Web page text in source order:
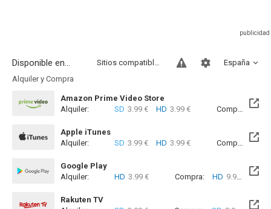
Disponible en... España
Sitios compatibles
Alquiler y Compra
Amazon Prime Video Store
Alquiler:
SD 3.99 € HD 3.99 € Compra: SD
Apple iTunes
Alquiler:
SD 3.99 € HD 3.99 € Compra: SD
Google Play
Alquiler:
HD 3.99 € Compra: HD 9.99 €
Rakuten TV